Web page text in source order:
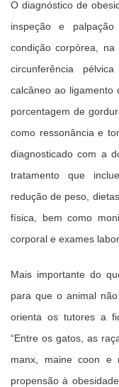
O diagnóstico de
inspeção e
condição corpórea,
circunferência
calcâneo ao ligamento
porcentagem de
como ressonância e
diagnosticado com a
tratamento que
redução de peso,
física, bem como
corporal e exames
Mais importante do
para que o animal
orienta os tutores a
“Entre os gatos, as
manx, maine coon e
propensão à